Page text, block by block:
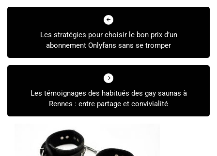
Navigation
l’articleLes stratégies pour choisir le bon prix d’un
abonnement Onlyfans sans se tromper
Les témoignages des habitués des gay saunas à
Rennes : entre partage et convivialité